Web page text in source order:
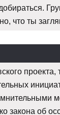
что ты
проекта,
закона об